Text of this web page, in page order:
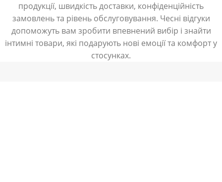
продукції, швидкість доставки, конфіденційність
замовлень та рівень обслуговування. Чесні відгуки
допоможуть вам зробити впевнений вибір і знайти
інтимні товари, які подарують нові емоції та комфорт у
стосунках.